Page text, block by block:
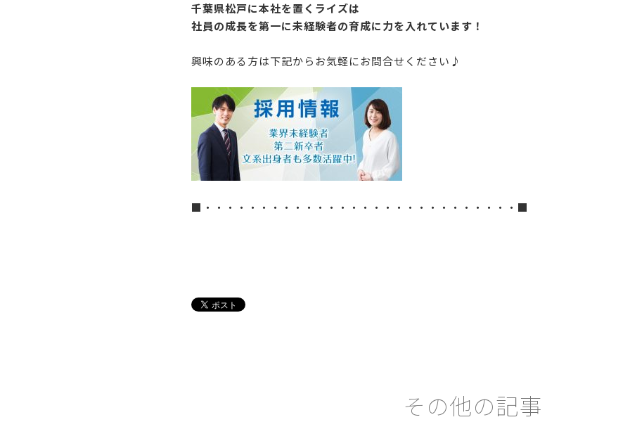
千葉県松戸に本社を置くライズは
社員の成長を第一に未経験者の育成に力を入れています！
興味のある方は下記からお気軽にお問合せください♪
■・・・・・・・・・・・・・・・・・・・・・・・・・・・・■
その他の記事